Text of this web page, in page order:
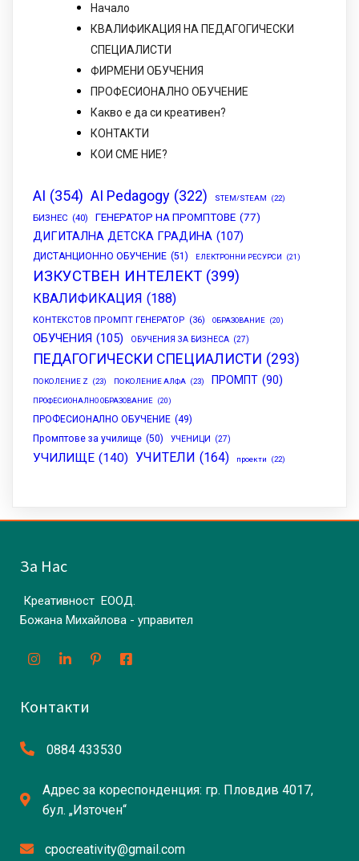
Начало
КВАЛИФИКАЦИЯ НА ПЕДАГОГИЧЕСКИ
СПЕЦИАЛИСТИ
ФИРМЕНИ ОБУЧЕНИЯ
ПРОФЕСИОНАЛНО ОБУЧЕНИЕ
Какво е да си креативен?
КОНТАКТИ
КОИ СМЕ НИЕ?
AI (354) AI Pedagogy (322) STEM/STEAM (22)
БИЗНЕС (40) ГЕНЕРАТОР НА ПРОМПТОВЕ (77)
ДИГИТАЛНА ДЕТСКА ГРАДИНА (107)
ДИСТАНЦИОННО ОБУЧЕНИЕ (51) ЕЛЕКТРОННИ РЕСУРСИ (21)
ИЗКУСТВЕН ИНТЕЛЕКТ (399)
КВАЛИФИКАЦИЯ (188)
КОНТЕКСТОВ ПРОМПТ ГЕНЕРАТОР (36) ОБРАЗОВАНИЕ (20)
ОБУЧЕНИЯ (105) ОБУЧЕНИЯ ЗА БИЗНЕСА (27)
ПЕДАГОГИЧЕСКИ СПЕЦИАЛИСТИ (293)
ПОКОЛЕНИЕ Z (23) ПОКОЛЕНИЕ АЛФА (23) ПРОМПТ (90)
ПРОФЕСИОНАЛНО ОБРАЗОВАНИЕ (20)
ПРОФЕСИОНАЛНО ОБУЧЕНИЕ (49)
Промптове за училище (50) УЧЕНИЦИ (27)
УЧИЛИЩЕ (140) УЧИТЕЛИ (164) проекти (22)
За Нас
Креативност ЕООД.
Божана Михайлова - управител
Контакти
0884 433530
Адрес за кореспонденция: гр. Пловдив 4017,
бул. „Източен“
cpocreativity@gmail.com